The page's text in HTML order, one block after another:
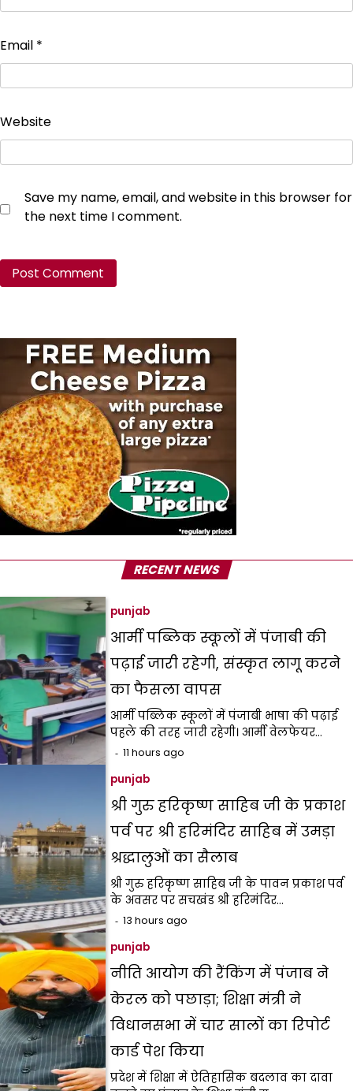
Email *
Website
Save my name, email, and website in this browser for
the next time I comment.
RECENT NEWS
punjab
आर्मी पब्लिक स्कूलों में पंजाबी की
पढ़ाई जारी रहेगी, संस्कृत लागू करने
का फैसला वापस
आर्मी पब्लिक स्कूलों में पंजाबी भाषा की पढ़ाई
पहले की तरह जारी रहेगी। आर्मी वेलफेयर…
11 hours ago
punjab
श्री गुरु हरिकृष्ण साहिब जी के प्रकाश
पर्व पर श्री हरिमंदिर साहिब में उमड़ा
श्रद्धालुओं का सैलाब
श्री गुरु हरिकृष्ण साहिब जी के पावन प्रकाश पर्व
के अवसर पर सचखंड श्री हरिमंदिर…
13 hours ago
punjab
नीति आयोग की रैंकिंग में पंजाब ने
केरल को पछाड़ा; शिक्षा मंत्री ने
विधानसभा में चार सालों का रिपोर्ट
कार्ड पेश किया
प्रदेश में शिक्षा में ऐतिहासिक बदलाव का दावा